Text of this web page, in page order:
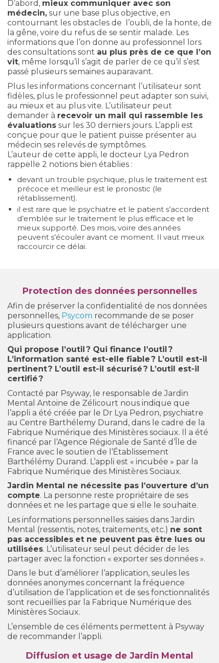
D’abord, mieux communiquer avec son
médecin, sur une base plus objective, en
contournant les obstacles de l’oubli, de la honte, de
la gêne, voire du refus de se sentir malade. Les
informations que l’on donne au professionnel lors
des consultations sont au plus près de ce que l’on
vit, même lorsqu’il s’agit de parler de ce qu’il s’est
passé plusieurs semaines auparavant.
Plus les informations concernant l’utilisateur sont
fidèles, plus le professionnel peut adapter son suivi,
au mieux et au plus vite. L’utilisateur peut
demander à recevoir un mail qui rassemble les
évaluations sur les 30 derniers jours. L’appli est
conçue pour que le patient puisse présenter au
médecin ses relevés de symptômes.
L’auteur de cette appli, le docteur Lya Pedron
rappelle 2 notions bien établies :
devant un trouble psychique, plus le traitement est
précoce et meilleur est le pronostic (le
rétablissement).
il est rare que le psychiatre et le patient s’accordent
d’emblée sur le traitement le plus efficace et le
mieux supporté. Des mois, voire des années
peuvent s’écouler avant ce moment. Il vaut mieux
raccourcir ce délai.
Protection des données personnelles
Afin de préserver la confidentialité de nos données
personnelles, Psycom recommande de se poser
plusieurs questions avant de télécharger une
application.
Qui propose l’outil ? Qui finance l’outil ?
L’information santé est-elle fiable ? L’outil est-il
pertinent ? L’outil est-il sécurisé ? L’outil est-il
certifié ?
Contacté par Psyway, le responsable de Jardin
Mental Antoine de Zélicourt nous indique que
l’appli a été créée par le Dr Lya Pedron, psychiatre
au Centre Barthélemy Durand, dans le cadre de la
Fabrique Numérique des Ministères sociaux. Il a été
financé par l’Agence Régionale de Santé d’Île de
France avec le soutien de l’Établissement
Barthélémy Durand. L’appli est « incubée » par la
Fabrique Numérique des Ministères Sociaux.
Jardin Mental ne nécessite pas l’ouverture d’un
compte. La personne reste propriétaire de ses
données et ne les partage que si elle le souhaite.
Les informations personnelles saisies dans Jardin
Mental (ressentis, notes, traitements, etc.) ne sont
pas accessibles et ne peuvent pas être lues ou
utilisées. L’utilisateur seul peut décider de les
partager avec la fonction « exporter ses données ».
Dans le but d’améliorer l’application, seules les
données anonymes concernant la fréquence
d’utilisation de l’application et de ses fonctionnalités
sont recueillies par la Fabrique Numérique des
Ministères Sociaux.
L’ensemble de ces éléments permettent à Psyway
de recommander l’appli.
Diffusion et usage de Jardin Mental